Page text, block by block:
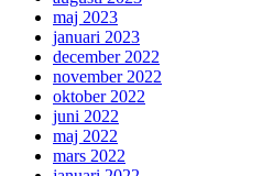
maj 2023
januari 2023
december 2022
november 2022
oktober 2022
juni 2022
maj 2022
mars 2022